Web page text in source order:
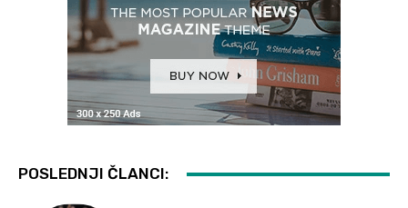
POSLEDNJI ČLANCI: